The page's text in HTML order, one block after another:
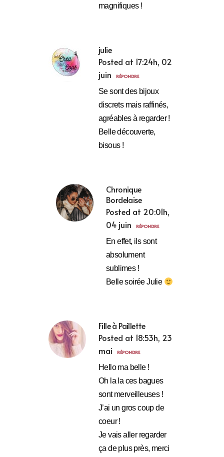
magnifiques !
julie
Posted at 17:24h, 02
juin
RÉPONDRE
Se sont des bijoux
discrets mais raffinés,
agréables à regarder !
Belle découverte,
bisous !
Chronique
Bordelaise
Posted at 20:01h,
04 juin
RÉPONDRE
En effet, ils sont
absolument
sublimes !
Belle soirée Julie
Fille à Paillette
Posted at 18:53h, 23
mai
RÉPONDRE
Hello ma belle !
Oh la la ces bagues
sont merveilleuses !
J’ai un gros coup de
coeur !
Je vais aller regarder
ça de plus près, merci